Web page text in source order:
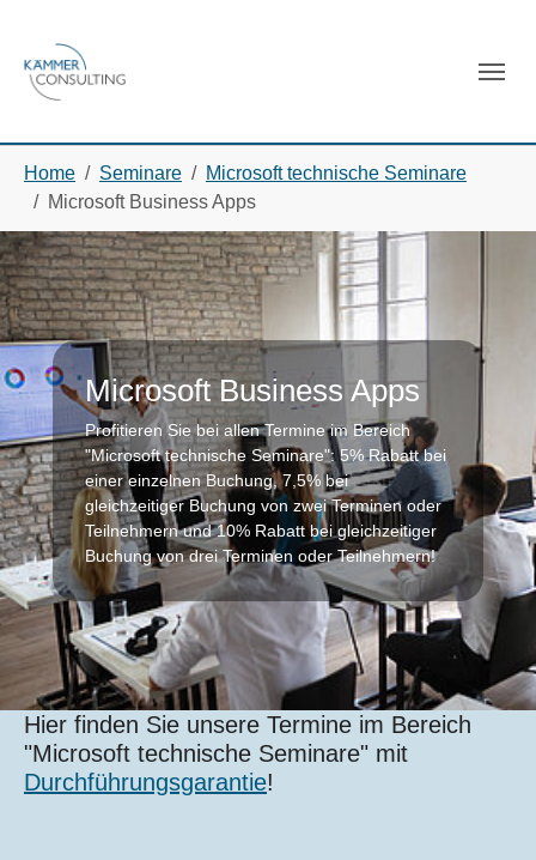
Home Seminare
Microsoft technische Seminare
Microsoft Business Apps
Microsoft Business Apps
Profitieren Sie bei allen Termine im Bereich
"Microsoft technische Seminare": 5% Rabatt bei
einer einzelnen Buchung, 7,5% bei
gleichzeitiger Buchung von zwei Terminen oder
Teilnehmern und 10% Rabatt bei gleichzeitiger
Buchung von drei Terminen oder Teilnehmern!
Hier finden Sie unsere Termine im Bereich
"Microsoft technische Seminare" mit
Durchführungsgarantie!